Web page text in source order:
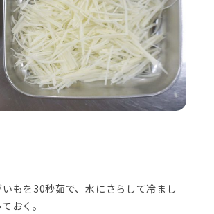
もを30秒茹で、水にさらして冷まし
おく。